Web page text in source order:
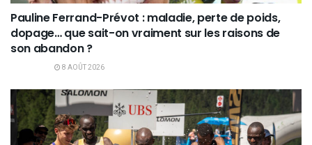
Pauline Ferrand-Prévot : maladie, perte de poids,
dopage… que sait-on vraiment sur les raisons de
son abandon ?
8 AOÛT 2026